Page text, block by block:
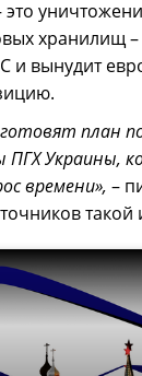
хранилищ –
и вынудит
план
Украины,
времени», –